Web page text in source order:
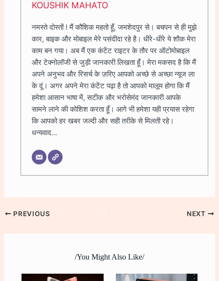
KOUSHIK MAHATO
नमस्ते दोस्तों ! मैं कौशिक महतो हूँ, जमशेदपुर से। बचपन से ही मुझे
कार, बाइक और मोबाइल मेरे पसंदीदा रहे है। धीरे-धीरे ये शौक मेरा
काम बन गया। अब मैं एक कंटेंट राइटर के तौर पर ऑटोमोबाइल
और टेक्नोलॉजी से जुड़ी जानकारी लिखता हूँ। मेरा मकसद है कि मैं
अपने अनुभव और रिसर्च के ज़रिए आपको अच्छे से अच्छा न्यूज ला
के दूं। अगर अपने मेरा कंटेंट पढ़ा है तो आपको मालूम होगा कि मैं
हमेशा आसान भाषा में, सटीक और भरोसेमंद जानकारी आपके
सामने लाने की कोशिश करता हूँ। आगे भी हमेशा यही प्रयास रहेगा
कि आपको हर खबर जल्दी और सही तरीके से मिलती रहे।
धन्यवाद...
PREVIOUS NEXT
/You Might Also Like/